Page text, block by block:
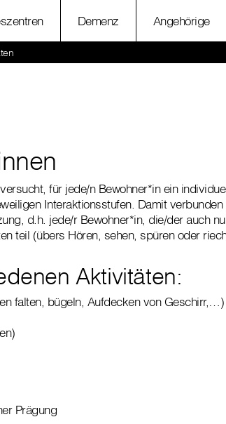
Demenz Angehörige
für jede/n Bewohner*in ein
Interaktionsstufen. Damit verbunden
d.h. jede/r Bewohner*in, die/der auch
teil (übers Hören, sehen, spüren oder
Aktivitäten:
falten, bügeln, Aufdecken von Geschirr,…)
Prägung